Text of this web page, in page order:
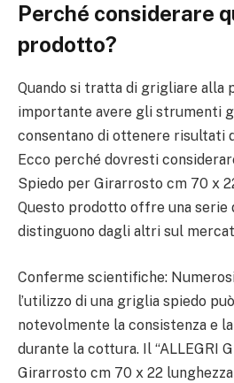
Perché considerare
prodotto?
Quando si tratta di grigliare alla
importante avere gli strumenti
consentano di ottenere risultati
Ecco perché dovresti
Spiedo per Girarrosto cm 70 x
Questo prodotto offre una serie
distinguono dagli altri sul
Conferme scientifiche:
l’utilizzo di una griglia spiedo
notevolmente la consistenza e
durante la cottura. Il “ALLEGRI
Girarrosto cm 70 x 22